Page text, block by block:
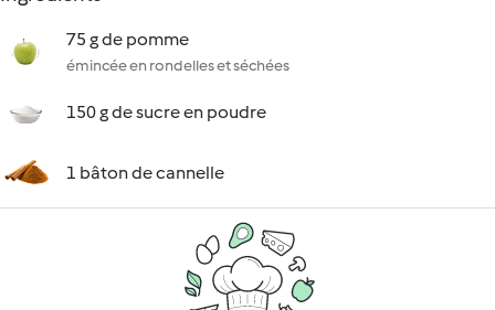
75 g de pomme
émincée en rondelles et séchées
150 g de sucre en poudre
1 bâton de cannelle